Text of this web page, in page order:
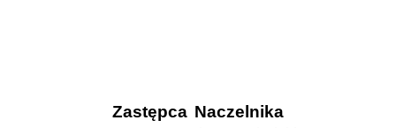
Zastępca Naczelnika